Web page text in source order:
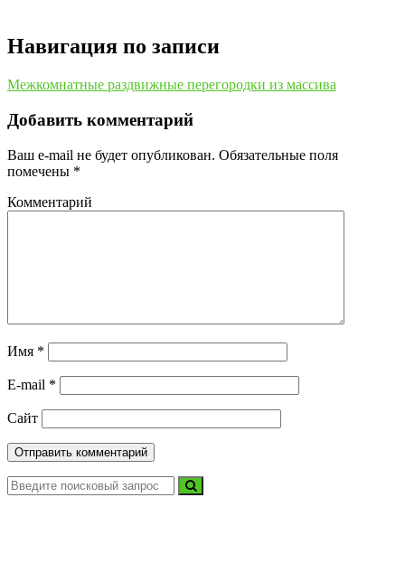
Навигация по записи
Межкомнатные раздвижные перегородки из массива
Добавить комментарий
Ваш e-mail не будет опубликован. Обязательные поля
помечены *
Комментарий
Имя *
E-mail *
Сайт